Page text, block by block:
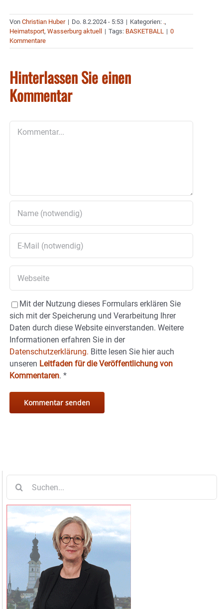
Von Christian Huber | Do. 8.2.2024 - 5:53 | Kategorien: .,
Heimatsport, Wasserburg aktuell | Tags: BASKETBALL | 0
Kommentare
Hinterlassen Sie einen
Kommentar
Mit der Nutzung dieses Formulars erklären Sie
sich mit der Speicherung und Verarbeitung Ihrer
Daten durch diese Website einverstanden. Weitere
Informationen erfahren Sie in der
Datenschutzerklärung. Bitte lesen Sie hier auch
unseren Leitfaden für die Veröffentlichung von
Kommentaren. *
nach: